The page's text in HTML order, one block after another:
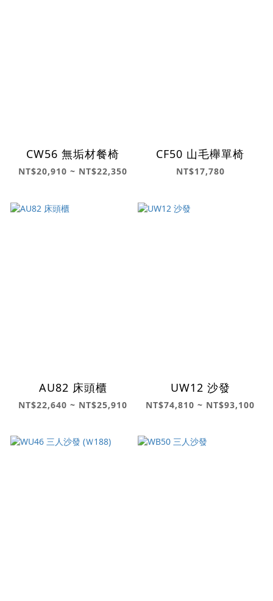
CW56 無垢材餐椅
NT$20,910 ~ NT$22,350
CF50 山毛櫸單椅
NT$17,780
AU82 床頭櫃
NT$22,640 ~ NT$25,910
UW12 沙發
NT$74,810 ~ NT$93,100